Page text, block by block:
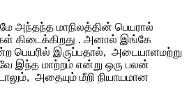
அந்தந்த மாநிலத்தின் பெயரால்
கிடைக்கிறது . அனால் இங்கே
பெயரில் இருப்பதால், அடையாளமற்று
இந்த மாற்றம் என்று ஒரு பலன்
அதையும் மீறி நியாயமான